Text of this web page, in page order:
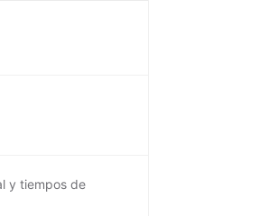
y tiempos de